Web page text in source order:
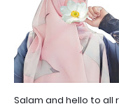
Salam and hello to all